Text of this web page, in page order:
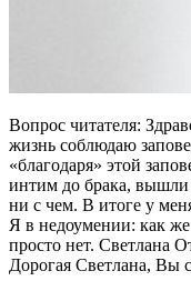
Вопрос читателя:
жизнь соблюдаю
«благодаря» этой
интим до брака,
ни с чем. В итоге у
Я в недоумении: как
просто нет. Светлана
Дорогая Светлана, Вы